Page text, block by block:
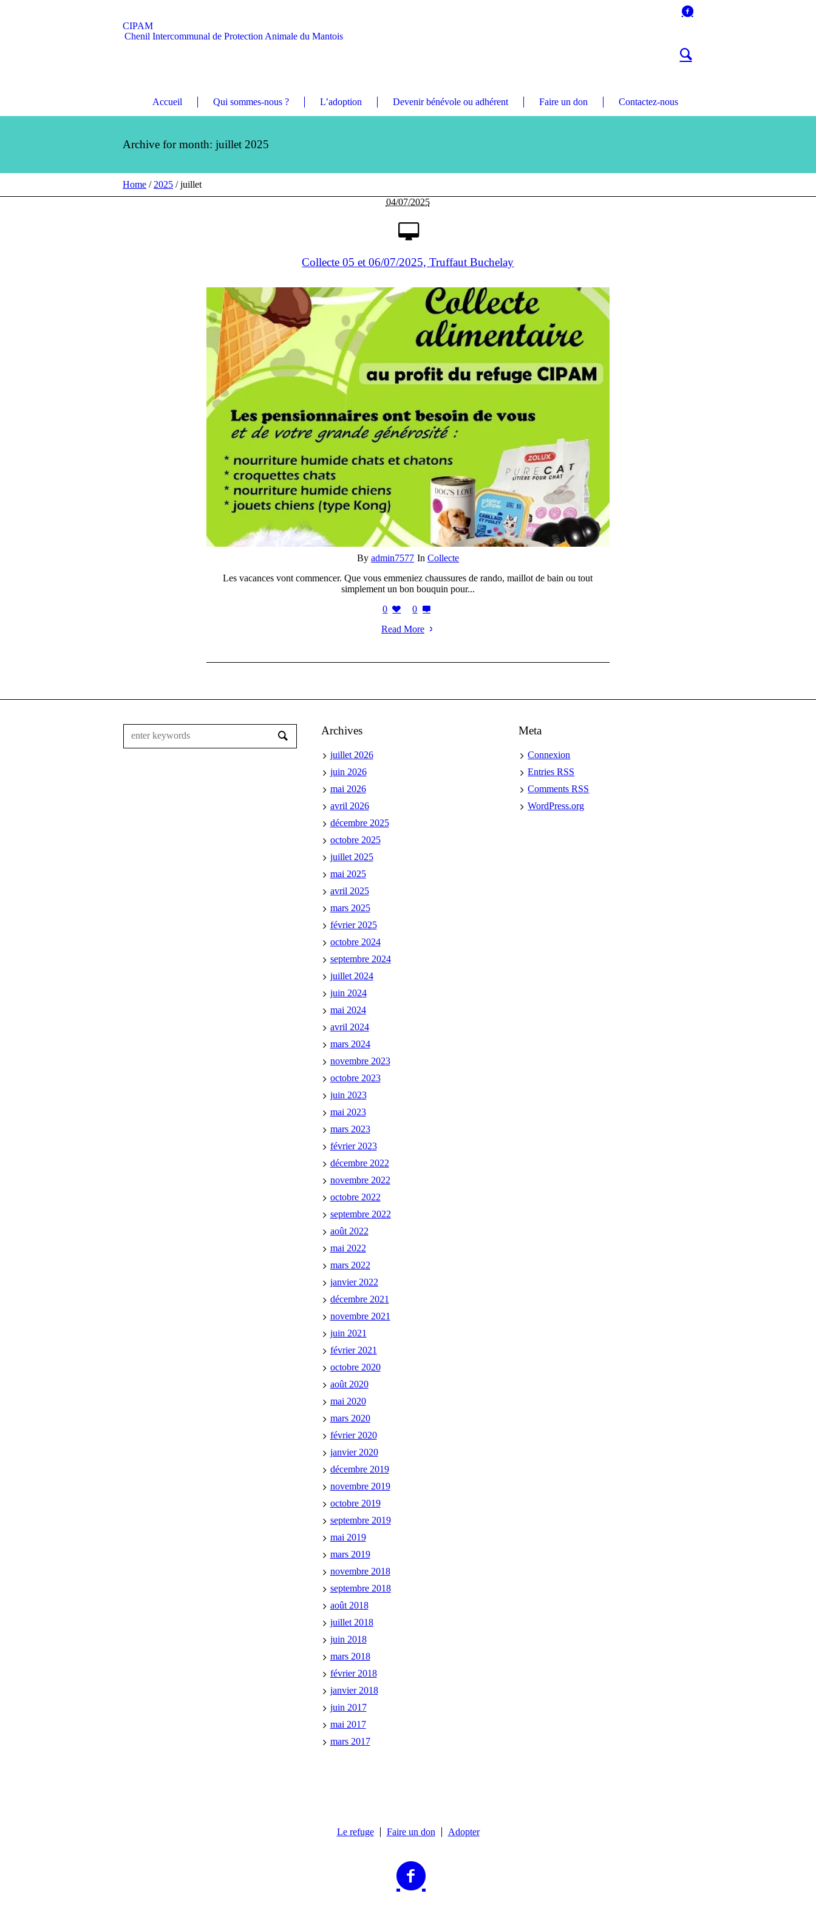
CIPAM
Chenil Intercommunal de Protection Animale du Mantois
Accueil Qui sommes-nous ? L’adoption Devenir bénévole ou adhérent Faire un don Contactez-nous
Archive for month: juillet 2025
Home / 2025 /juillet
04/07/2025
Collecte 05 et 06/07/2025, Truffaut Buchelay
By admin7577 In Collecte
Les vacances vont commencer. Que vous emmeniez chaussures de rando, maillot de bain ou tout
simplement un bon bouquin pour...
0
0
Read More
Archives
juillet 2026
juin 2026
mai 2026
avril 2026
décembre 2025
octobre 2025
juillet 2025
mai 2025
avril 2025
mars 2025
février 2025
octobre 2024
septembre 2024
juillet 2024
juin 2024
mai 2024
avril 2024
mars 2024
novembre 2023
octobre 2023
juin 2023
mai 2023
mars 2023
février 2023
décembre 2022
novembre 2022
octobre 2022
septembre 2022
août 2022
mai 2022
mars 2022
janvier 2022
décembre 2021
novembre 2021
juin 2021
février 2021
octobre 2020
août 2020
mai 2020
mars 2020
février 2020
janvier 2020
décembre 2019
novembre 2019
octobre 2019
septembre 2019
mai 2019
mars 2019
novembre 2018
septembre 2018
août 2018
juillet 2018
juin 2018
mars 2018
février 2018
janvier 2018
juin 2017
mai 2017
mars 2017
Meta
Connexion
EntriesRSS
CommentsRSS
WordPress.org
Le refuge Faire un don Adopter